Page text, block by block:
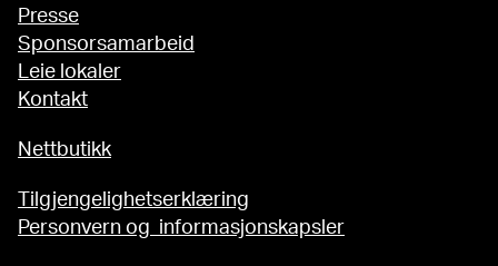
Presse
Sponsorsamarbeid
Leie lokaler
Kontakt
Nettbutikk
Tilgjengelighetserklæring
Personvern og informasjonskapsler